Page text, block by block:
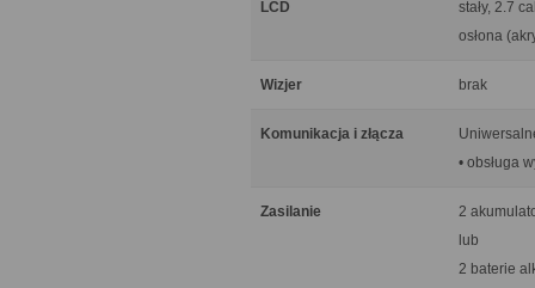
LCD
stały, 2.7
osłona
Wizjer brak
Komunikacja i złącza
• obsługa
Zasilanie
2
lub
2 baterie